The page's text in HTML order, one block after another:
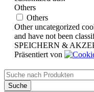
Others
Others
Other uncategorized
and have not been
SPEICHERN &
Präsentiert von
Products
search
Suche